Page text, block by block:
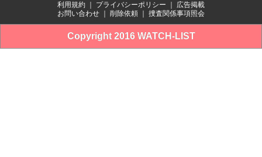
利用規約 プライバシーポリシー
広告掲載
お問い合わせ
削除依頼 捜査関係事項照会
Copyright 2016 WATCH-LIST